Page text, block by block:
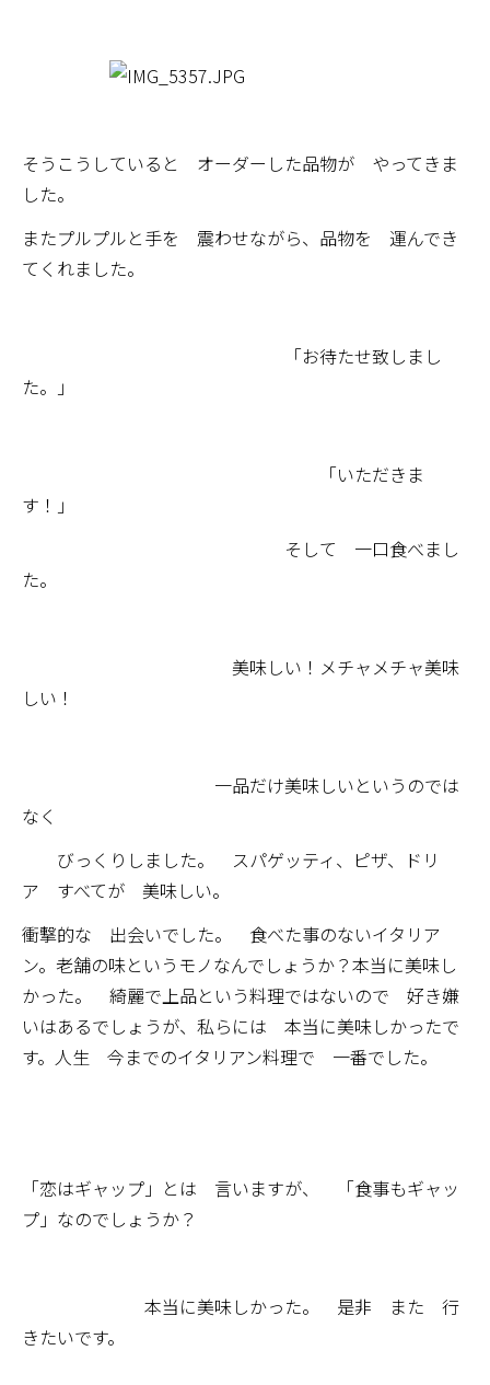
そうこうしていると オーダーした品物が やってきま
した。
またプルプルと手を 震わせながら、品物を 運んでき
てくれました。
「お待たせ致しまし
た。」
「いただきま
す！」
そして 一口食べまし
た。
美味しい！メチャメチャ美味
しい！
一品だけ美味しいというのでは
なく
びっくりしました。 スパゲッティ、ピザ、ドリ
ア すべてが 美味しい。
衝撃的な 出会いでした。 食べた事のないイタリア
ン。老舗の味というモノなんでしょうか？本当に美味し
かった。 綺麗で上品という料理ではないので 好き嫌
いはあるでしょうが、私らには 本当に美味しかったで
す。人生 今までのイタリアン料理で 一番でした。
「恋はギャップ」とは 言いますが、 「食事もギャッ
プ」なのでしょうか？
本当に美味しかった。 是非 また 行
きたいです。